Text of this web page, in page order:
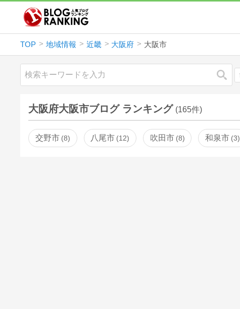
TOP 地域情報 近畿 大阪府 大阪市
検索
大阪府大阪市ブログ ランキング (165件)
交野市 8 八尾市 12 吹田市 8 和泉市 3